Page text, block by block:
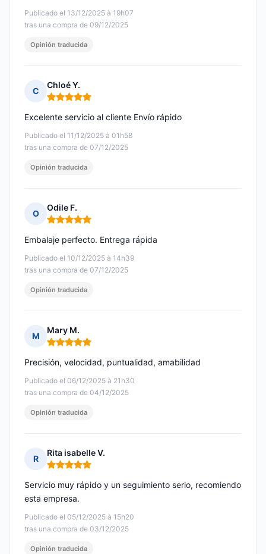
Publicado el 13/12/2025 à 19h07
tras una compra de 09/12/2025
Opinión traducida
C
Chloé Y.
Nota: 5 de 5
Publicado el 11/12/2025 à 01h58
tras una compra de 07/12/2025
Excelente servicio al cliente Envío rápido
Opinión traducida
O
Odile F.
Nota: 5 de 5
Publicado el 10/12/2025 à 14h39
tras una compra de 07/12/2025
Embalaje perfecto. Entrega rápida
Opinión traducida
M
Mary M.
Nota: 5 de 5
Publicado el 06/12/2025 à 21h30
tras una compra de 04/12/2025
Precisión, velocidad, puntualidad, amabilidad
Opinión traducida
R
Rita isabelle V.
Nota: 5 de 5
Publicado el 05/12/2025 à 15h20
tras una compra de 03/12/2025
Servicio muy rápido y un seguimiento serio, recomiendo
esta empresa.
Opinión traducida